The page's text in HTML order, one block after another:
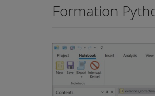
Formation